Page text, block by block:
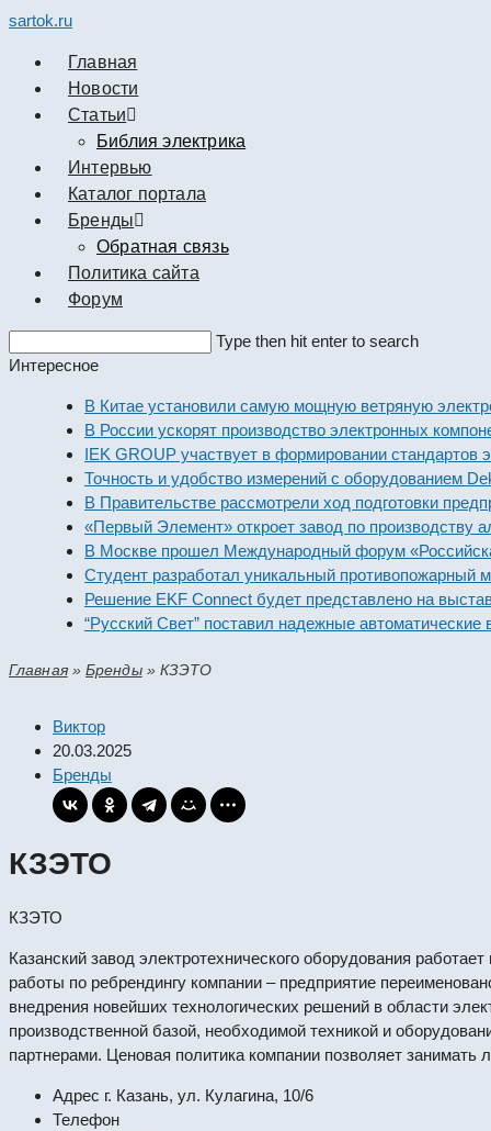
sartok.ru
Главная
Новости
Cтатьи
Библия электрика
Интервью
Каталог портала
Бренды
Обратная связь
Политика сайта
Форум
this
Type then hit enter to search
Интересное
В Китае установили самую мощную ветряную
В России ускорят производство электронных
IEK GROUP участвует в формировании стандартов
Точность и удобство измерений с оборудованием
В Правительстве рассмотрели ход подготовки
«Первый Элемент» откроет завод по производству
В Москве прошел Международный форум «Российская
Студент разработал уникальный противопожарный
Решение EKF Connect будет представлено на
“Русский Свет” поставил надежные автоматические
Главная»Бренды» КЗЭТО
Виктор
20.03.2025
Бренды
КЗЭТО
КЗЭТО
Казанский завод электротехнического оборудования
работы по ребрендингу компании – предприятие
внедрения новейших технологических решений в области
производственной базой, необходимой техникой и
партнерами. Ценовая политика компании позволяет
Адрес г. Казань, ул. Кулагина, 10/6
Телефон